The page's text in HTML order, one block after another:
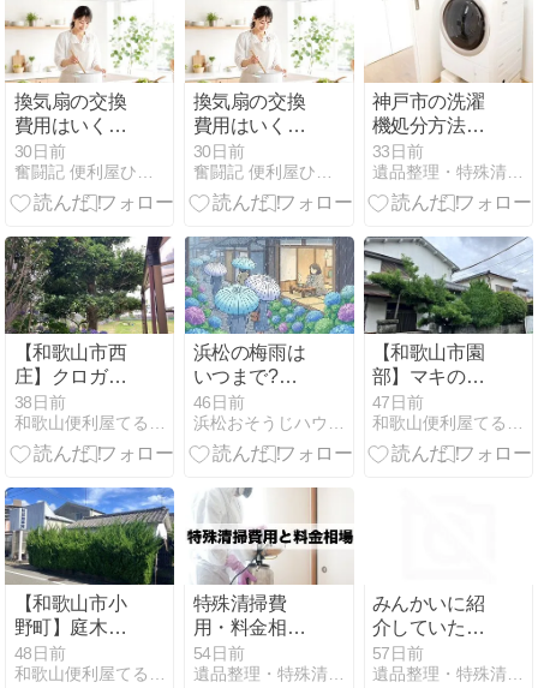
換気扇の交換
費用はいく
ら？場所・種
類別の相場と
自分でできる
えるコツを解
説
30日前
換気扇の交換
費用はいく
ら？場所・種
類別の相場と
自分でできる
えるコツを解
説
30日前
神戸市の洗濯
機処分方法9
選！料金・持
ち込み・無料
回収
33日前
【和歌山市西
庄】クロガネ
モチの伐採と
植木鉢の回収
作業を行いま
てるまさ
38日前
浜松の梅雨は
いつまで?お
でかけ5選と
今やるべきエ
アコン対策
46日前
【和歌山市園
部】マキの木
の剪定作業を
行いました｜
便利屋てるま
47日前
【和歌山市小
野町】庭木の
剪定と草刈り
作業を行いま
48日前
特殊清掃費
用・料金相
場！事故物件
やゴミ屋敷
54日前
みんかいに紹
介していただ
きました
57日前